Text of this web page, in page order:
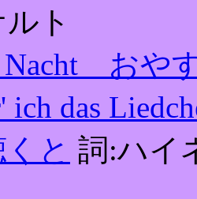
ト
Nacht おや
ich das
と 詞:ハイ